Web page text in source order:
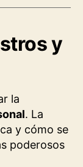
y
la
. La
y cómo se
poderosos